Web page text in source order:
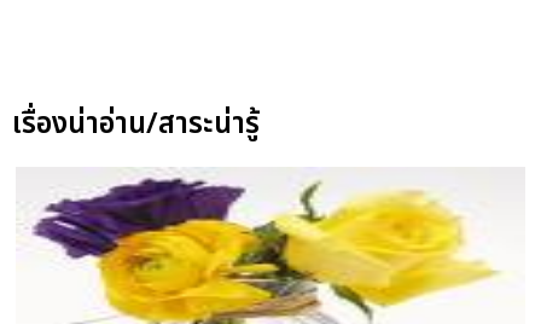
เรื่องน่าอ่าน/สาระน่ารู้